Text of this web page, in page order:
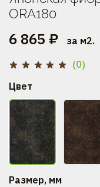
(0)
ORA180
6 865 ₽ за м2.
Цвет
Размер, мм